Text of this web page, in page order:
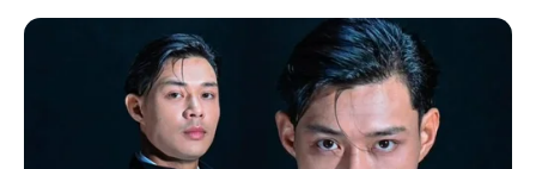
TAG: FILEM SINNERS